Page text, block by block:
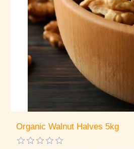
Organic Walnut Halves 5kg